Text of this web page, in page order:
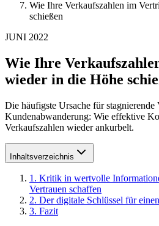
Wie Ihre Verkaufszahlen im
schießen
JUNI 2022
Wie Ihre
wieder in die Höhe
Die häufigste Ursache für stagnierende
Kundenabwanderung: Wie effektive
Verkaufszahlen wieder ankurbelt.
Inhaltsverzeichnis
1 . Kritik in wertvolle
Vertrauen schaffen
2. Der digitale Schlüssel für
3. Fazit